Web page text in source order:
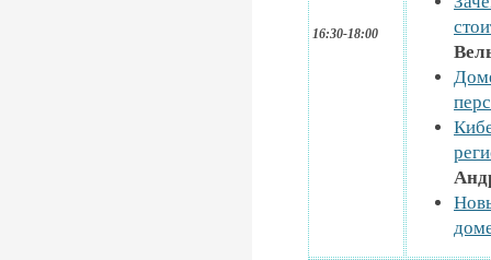
16:30-18:00